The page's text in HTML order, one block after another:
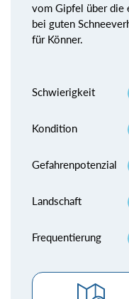
vom Gipfel über die
bei guten
für Könner.
Schwierigkeit
Kondition
Gefahrenpotenzial
Landschaft
Frequentierung